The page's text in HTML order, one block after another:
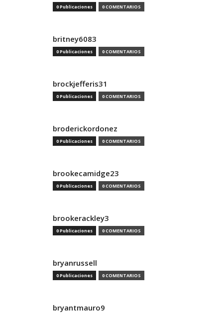
0 Publicaciones 0 COMENTARIOS
britney6083
0 Publicaciones 0 COMENTARIOS
brockjefferis31
0 Publicaciones 0 COMENTARIOS
broderickordonez
0 Publicaciones 0 COMENTARIOS
brookecamidge23
0 Publicaciones 0 COMENTARIOS
brookerackley3
0 Publicaciones 0 COMENTARIOS
bryanrussell
0 Publicaciones 0 COMENTARIOS
bryantmauro9